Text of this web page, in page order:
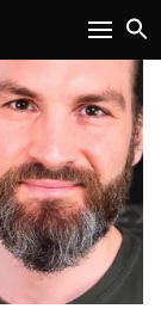
Toggle